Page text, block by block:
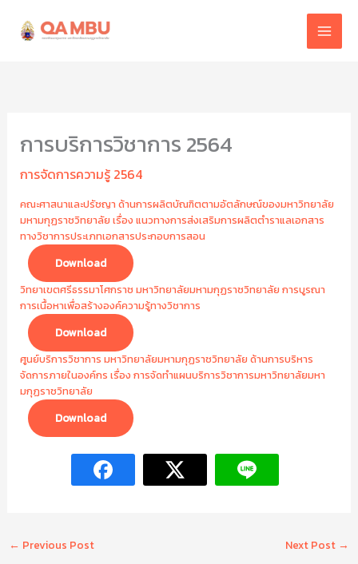
การบริการวิชาการ 2564
การจัดการความรู้ 2564
คณะศาสนาและปรัชญา ด้านการผลิตบัณฑิตตามอัตลักษณ์ของมหาวิทยาลัย
มหามกุฏราชวิทยาลัย เรื่อง แนวทางการส่งเสริมการผลิตตำราแลเอกสาร
ทางวิชาการประเภทเอกสารประกอบการสอน
Download
วิทยาเขตศรีธรรมาโศกราช มหาวิทยาลัยมหามกุฏราชวิทยาลัย การบูรณา
การเนื้อหาเพื่อสร้างองค์ความรู้ทางวิชาการ
Download
ศูนย์บริการวิชาการ มหาวิทยาลัยมหามกุฏราชวิทยาลัย ด้านการบริหาร
จัดการภายในองค์กร เรื่อง การจัดทำแผนบริการวิชาการมหาวิทยาลัยมหา
มกุฏราชวิทยาลัย
Download
← Previous Post Next Post →